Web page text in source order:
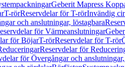
Geberit Mapress
T-rörReservdelar för T-rörInvändig
och anslutningar, löstagbara
för Värmeanslutningar
för BöjarT-rörReservdelar för T-rör
Reservdelar för
för Övergångar och